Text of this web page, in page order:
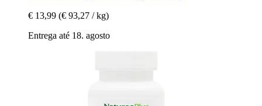
€ 13,99 (€ 93,27 / kg)
Entrega até 18. agosto